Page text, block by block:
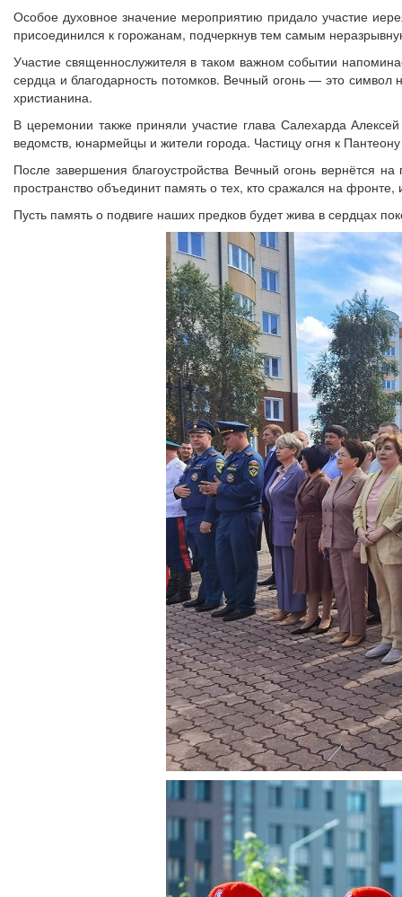
Особое духовное значение мероприятию придало участие
присоединился к горожанам, подчеркнув тем самым
Участие священнослужителя в таком важном событии
сердца и благодарность потомков. Вечный огонь — это
христианина.
В церемонии также приняли участие глава Салехарда
ведомств, юнармейцы и жители города. Частицу огня к
После завершения благоустройства Вечный огонь вернётся
пространство объединит память о тех, кто сражался на
Пусть память о подвиге наших предков будет жива в сердцах